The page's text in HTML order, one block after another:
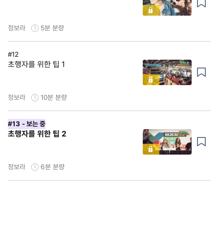
정보라 5분 분량
#12
초행자를 위한 팁 1
정보라 10분 분량
#13 - 보는 중
초행자를 위한 팁 2
정보라 6분 분량